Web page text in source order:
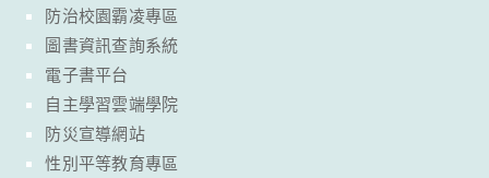
防治校園霸凌專區
圖書資訊查詢系統
電子書平台
自主學習雲端學院
防災宣導網站
性別平等教育專區